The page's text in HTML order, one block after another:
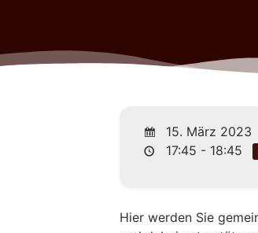
15. März 2023
17:45 - 18:45
Hier werden Sie